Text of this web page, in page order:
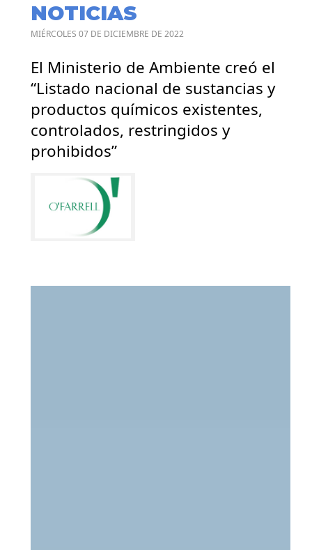
NOTICIAS
MIÉRCOLES 07 DE DICIEMBRE DE 2022
El Ministerio de Ambiente creó el
“Listado nacional de sustancias y
productos químicos existentes,
controlados, restringidos y
prohibidos”